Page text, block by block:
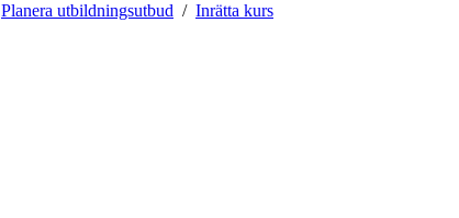
Planera utbildningsutbud Inrätta kurs